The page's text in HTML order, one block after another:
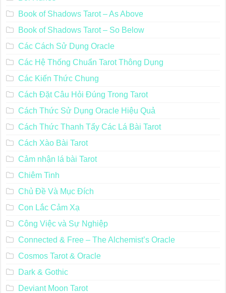
Book of Shadows Tarot – As Above
Book of Shadows Tarot – So Below
Các Cách Sử Dụng Oracle
Các Hệ Thống Chuẩn Tarot Thông Dụng
Các Kiến Thức Chung
Cách Đặt Câu Hỏi Đúng Trong Tarot
Cách Thức Sử Dụng Oracle Hiệu Quả
Cách Thức Thanh Tẩy Các Lá Bài Tarot
Cách Xào Bài Tarot
Cảm nhận lá bài Tarot
Chiêm Tinh
Chủ Đề Và Mục Đích
Con Lắc Cảm Xạ
Công Việc và Sự Nghiệp
Connected & Free – The Alchemist’s Oracle
Cosmos Tarot & Oracle
Dark & Gothic
Deviant Moon Tarot